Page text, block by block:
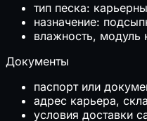
тип песка:
назначение:
влажность, модуль
Документы
паспорт или
адрес карьера,
условия доставки